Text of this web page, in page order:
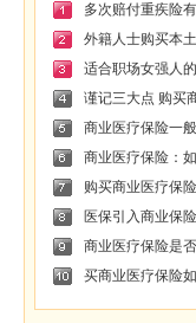
多次赔付重疾险
外籍人士购买本
适合职场女强人
谨记三大点 购买
商业医疗保险一
商业医疗保险：
购买商业医疗保
医保引入商业保
商业医疗保险是
买商业医疗保险